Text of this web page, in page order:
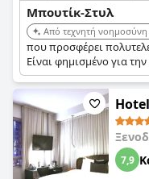
Μπουτίκ-Στυλ
Από τεχνητή νοημοσύνη
που προσφέρει
Είναι φημισμένο για
απογευματινού τσαγιού
εμπειρία φιλοξενίας.
7,9